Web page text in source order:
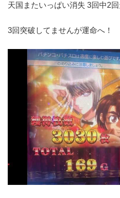
天国またいっぱい消失 3回中2
3回突破してませんが運命へ！